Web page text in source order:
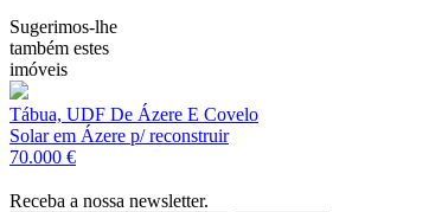
Sugerimos-lhe
também estes
imóveis
Tábua, UDF De Ázere E Covelo
Solar em Ázere p/ reconstruir
70.000 €
Receba a nossa newsletter.